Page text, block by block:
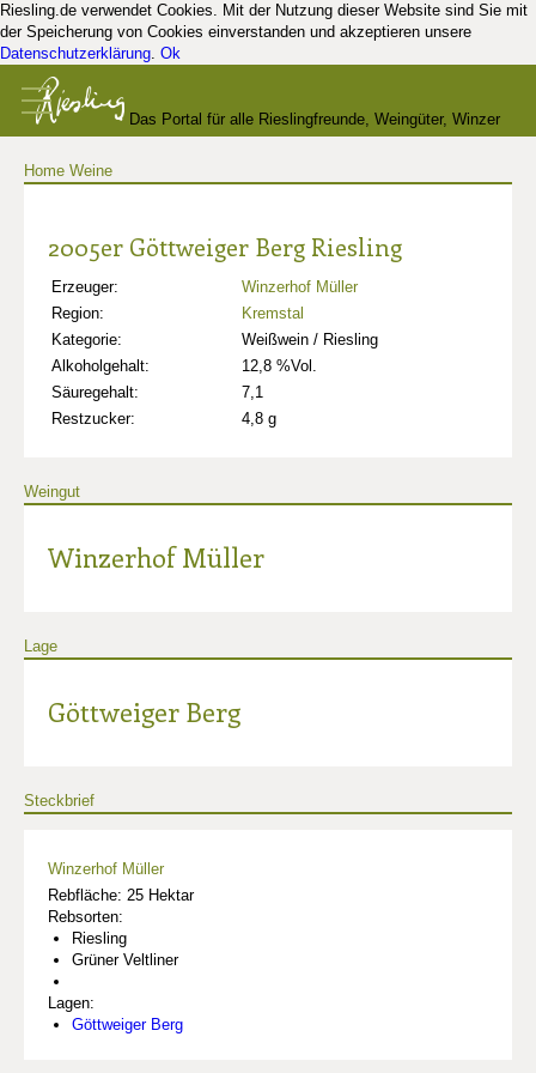
Riesling.de verwendet Cookies. Mit der Nutzung dieser Website sind Sie mit
der Speicherung von Cookies einverstanden und akzeptieren unsere
Datenschutzerklärung. Ok
Das Portal für alle Rieslingfreunde, Weingüter, Winzer
Home Weine
2005er Göttweiger Berg Riesling
Erzeuger:
Winzerhof Müller
Region:
Kremstal
Kategorie:
Weißwein / Riesling
Alkoholgehalt:
12,8 %Vol.
Säuregehalt:
7,1
Restzucker:
4,8 g
Weingut
Winzerhof Müller
Lage
Göttweiger Berg
Steckbrief
Winzerhof Müller
Rebfläche: 25 Hektar
Rebsorten:
Riesling
Grüner Veltliner
Lagen:
Göttweiger Berg